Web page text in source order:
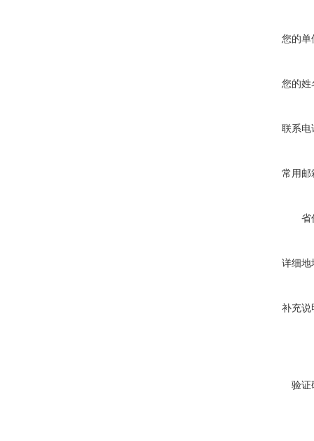
您的单
您的姓
联系电
常用邮
省
详细地
补充说
验证